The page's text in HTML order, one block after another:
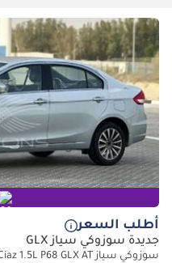
أطلب السعر
جديدة سوزوكي سياز GLX
سوزوكي سياز GLX SUZUKI Ciaz 1.5L P68 GLX AT (للتصدير فقط)